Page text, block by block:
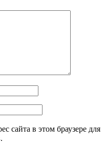
сайта в этом браузере для